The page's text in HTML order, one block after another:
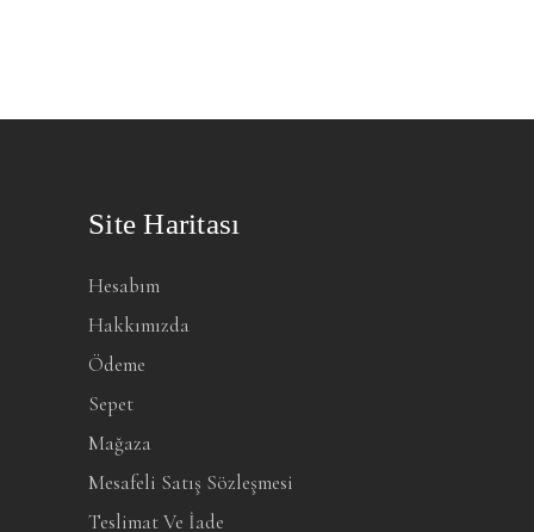
Site Haritası
Hesabım
Hakkımızda
Ödeme
Sepet
Mağaza
Mesafeli Satış Sözleşmesi
Teslimat Ve İade